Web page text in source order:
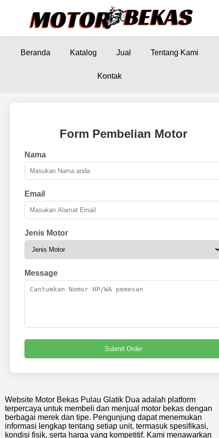
Beranda Katalog Jual Tentang Kami
Kontak
Form Pembelian Motor
Nama
Email
Jenis Motor
Message
Submit Order
Website Motor Bekas Pulau Glatik Dua adalah platform
terpercaya untuk membeli dan menjual motor bekas dengan
berbagai merek dan tipe. Pengunjung dapat menemukan
informasi lengkap tentang setiap unit, termasuk spesifikasi,
kondisi fisik, serta harga yang kompetitif. Kami menawarkan